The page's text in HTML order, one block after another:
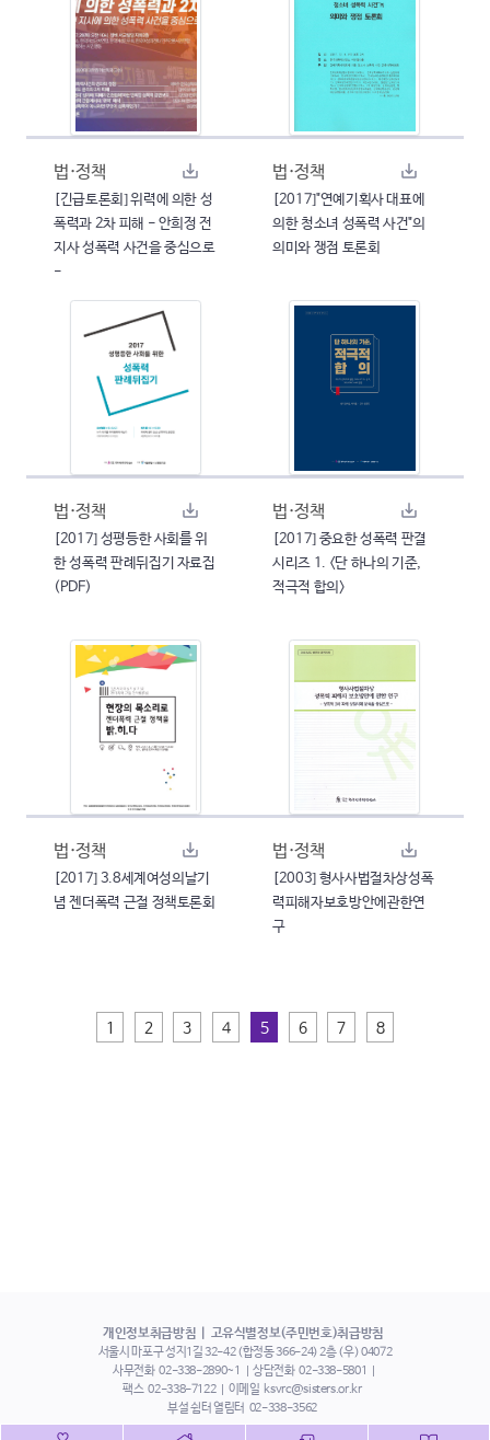
법·정책
[긴급토론회] 위력에 의한 성
폭력과 2차 피해 - 안희정 전
지사 성폭력 사건을 중심으로
-
법·정책
[2017]"연예기획사 대표에
의한 청소녀 성폭력 사건"의
의미와 쟁점 토론회
법·정책
[2017] 성평등한 사회를 위
한 성폭력 판례뒤집기 자료집
(PDF)
법·정책
[2017] 중요한 성폭력 판결
시리즈 1. <단 하나의 기준,
적극적 합의>
법·정책
[2017] 3.8세계여성의날기
념 젠더폭력 근절 정책토론회
법·정책
[2003] 형사사법절차상성폭
력피해자보호방안에관한연
구
1 2 3 4 5 6 7 8
개인정보취급방침 고유식별정보(주민번호)취급방침
서울시 마포구 성지1길 32-42 (합정동 366-24) 2층 (우) 04072
사무전화 02-338-2890~1 상담전화 02-338-5801
팩스 02-338-7122 이메일 ksvrc@sisters.or.kr
부설 쉼터 열림터 02-338-3562